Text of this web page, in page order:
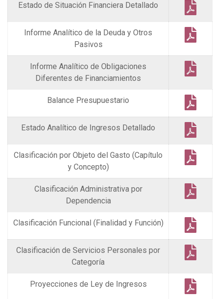
Estado de Situación Financiera Detallado
Informe Analítico de la Deuda y Otros
Pasivos
Informe Analítico de Obligaciones
Diferentes de Financiamientos
Balance Presupuestario
Estado Analítico de Ingresos Detallado
Clasificación por Objeto del Gasto (Capítulo
y Concepto)
Clasificación Administrativa por
Dependencia
Clasificación Funcional (Finalidad y Función)
Clasificación de Servicios Personales por
Categoría
Proyecciones de Ley de Ingresos